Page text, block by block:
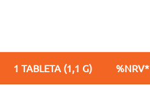
1 TABLETA (1,1 G) %NRV*